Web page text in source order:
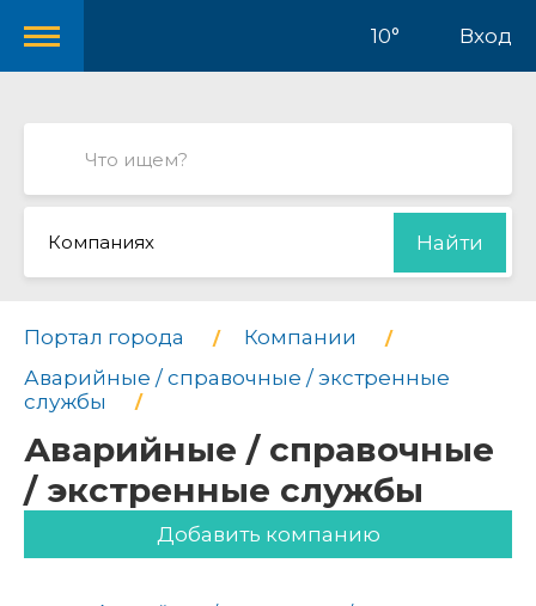
10° Вход
Компаниях Найти
Портал города
Компании
Аварийные / справочные / экстренные
службы
Аварийные / справочные
/ экстренные службы
Добавить компанию